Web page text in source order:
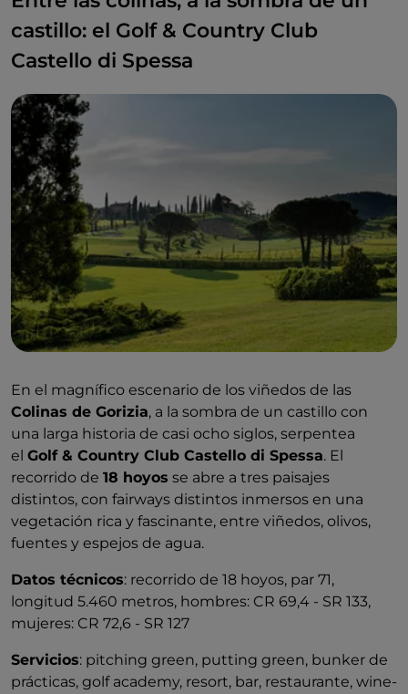
castillo: el Golf & Country Club
Castello di Spessa
En el magnífico escenario de los viñedos de las
Colinas de Gorizia, a la sombra de un castillo con
una larga historia de casi ocho siglos, serpentea
el Golf & Country Club Castello di Spessa. El
recorrido de 18 hoyos se abre a tres paisajes
distintos, con fairways distintos inmersos en una
vegetación rica y fascinante, entre viñedos, olivos,
fuentes y espejos de agua.
Datos técnicos: recorrido de 18 hoyos, par 71,
longitud 5.460 metros, hombres: CR 69,4 - SR 133,
mujeres: CR 72,6 - SR 127
Servicios: pitching green, putting green, bunker de
prácticas, golf academy, resort, bar, restaurante, wine-